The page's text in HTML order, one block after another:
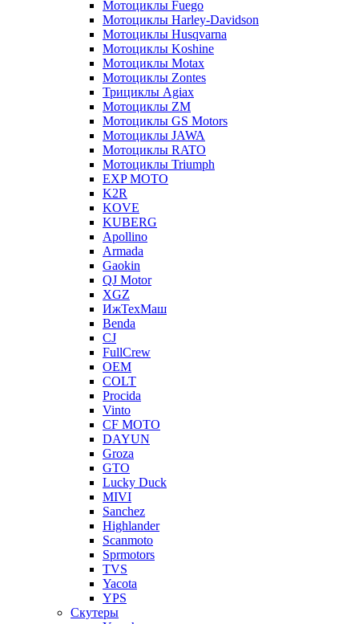
Мотоциклы Fuego
Мотоциклы Harley-Davidson
Мотоциклы Husqvarna
Мотоциклы Koshine
Мотоциклы Motax
Мотоциклы Zontes
Трициклы Agiax
Мотоциклы ZM
Мотоциклы GS Motors
Мотоциклы JAWA
Мотоциклы RATO
Мотоциклы Triumph
EXP MOTO
K2R
KOVE
KUBERG
Apollino
Armada
Gaokin
QJ Motor
XGZ
ИжТехМаш
Benda
CJ
FullCrew
OEM
COLT
Procida
Vinto
CF MOTO
DAYUN
Groza
GTO
Lucky Duck
MIVI
Sanchez
Highlander
Scanmoto
Sprmotors
TVS
Yacota
YPS
Скутеры